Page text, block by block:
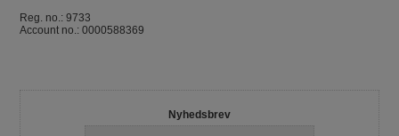
Reg. no.: 9733
Account no.: 0000588369
Nyhedsbrev